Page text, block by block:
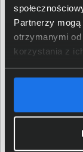
Partnerzy
otrzymanymi
korzystania z